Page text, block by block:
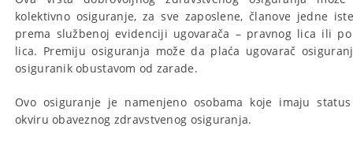
kolektivno osiguranje, za sve zaposlene, članove jedne
prema službenoj evidenciji ugovarača – pravnog lica ili
lica. Premiju osiguranja može da plaća ugovarač
osiguranik obustavom od zarade.
Ovo osiguranje je namenjeno osobama koje imaju
okviru obaveznog zdravstvenog osiguranja.